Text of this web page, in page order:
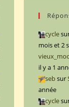
cycle
mois et 2
il y a 1
sebsur
année
cycle